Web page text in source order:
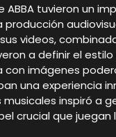
ABBA tuvieron un
videos,
a definir el
con imágenes
una experiencia
musicales inspiró a
crucial que juegan